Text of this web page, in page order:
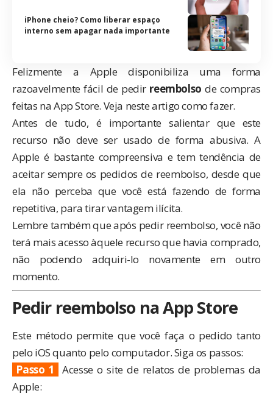
iPhone cheio? Como liberar espaço
interno sem apagar nada importante
Felizmente a Appledisponibiliza uma forma
razoavelmente fácil de pedir reembolso de compras
feitas na App Store. Veja neste artigo como fazer.
Antes de tudo, é importante salientar que este
recurso não deve ser usado de forma abusiva. A
Apple é bastante compreensiva e tem tendência de
aceitar sempre os pedidos de reembolso, desde que
ela não perceba que você está fazendo de forma
repetitiva, para tirar vantagem ilícita.
Lembre também que após pedir reembolso, você não
terá mais acesso àquele recurso que havia comprado,
não podendo adquiri-lo novamente em outro
momento.
Pedir reembolso na App Store
Este método permite que você faça o pedido tanto
pelo iOS quanto pelo computador. Siga os passos:
Passo 1
Acesse o site de relatos de problemas da
Apple: